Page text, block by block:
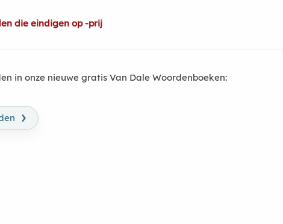
die eindigen op -prij
in onze nieuwe gratis Van Dale Woordenboeken:
›